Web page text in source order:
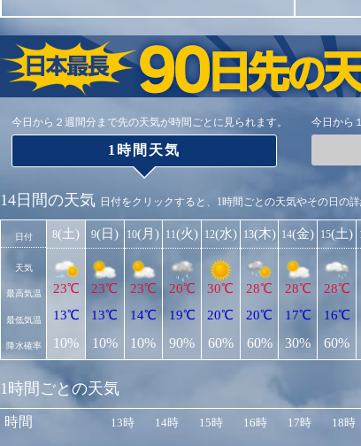
今日から２週間分まで先の天気が時間ごとに見られます。
1時間天気
今日から
14日間の天気 日付をクリックすると、1時間ごとの天気やその日の詳
日付
天気
最高気温
最低気温
降水確率
8(土)
23℃
13℃
10%
9(日)
23℃
13℃
10%
10(月)
23℃
14℃
10%
11(火)
20℃
19℃
90%
12(水)
30℃
20℃
60%
13(木)
28℃
20℃
60%
14(金)
28℃
17℃
30%
15(土)
28℃
16℃
60%
1時間ごとの天気
時間 13時 14時 15時 16時 17時 18時